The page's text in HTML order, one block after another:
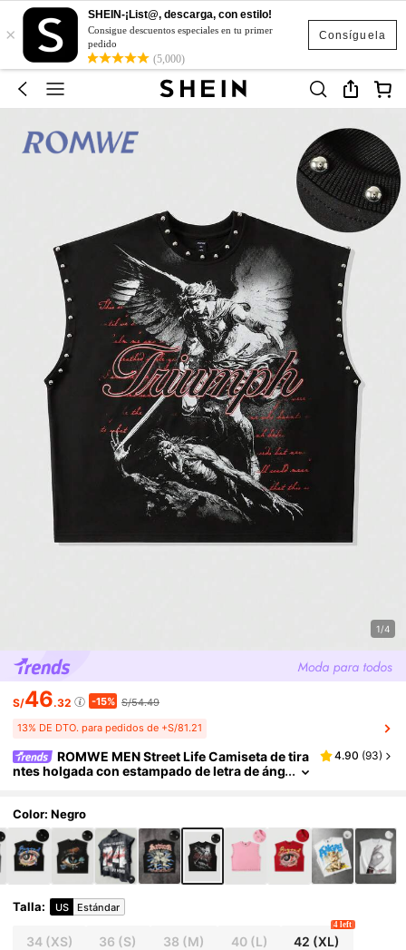
Consíguela
×
SHEIN-¡List@, descarga, con estilo!
Consigue descuentos especiales en tu primer
pedido
(5,000)
1/4
S/46.32 -15% S/54.49
13% DE DTO. para pedidos de +S/81.21
ROMWE MEN Street Life Camiseta de tira
ntes holgada con estampado de letra de áng
4.90 (93)
Color: Negro
Talla: US Estándar
34(XS) 36 (S) 38 (M) 40(L) 42 (XL)
4 left